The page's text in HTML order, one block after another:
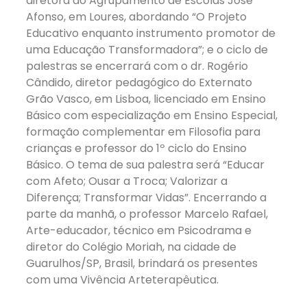
Afonso, em Loures, abordando “O Projeto
Educativo enquanto instrumento promotor de
uma Educação Transformadora”; e o ciclo de
palestras se encerrará com o dr. Rogério
Cândido, diretor pedagógico do Externato
Grão Vasco, em Lisboa, licenciado em Ensino
Básico com especialização em Ensino Especial,
formação complementar em Filosofia para
crianças e professor do 1º ciclo do Ensino
Básico. O tema de sua palestra será “Educar
com Afeto; Ousar a Troca; Valorizar a
Diferença; Transformar Vidas”. Encerrando a
parte da manhã, o professor Marcelo Rafael,
Arte-educador, técnico em Psicodrama e
diretor do Colégio Moriah, na cidade de
Guarulhos/SP, Brasil, brindará os presentes
com uma Vivência Arteterapêutica.